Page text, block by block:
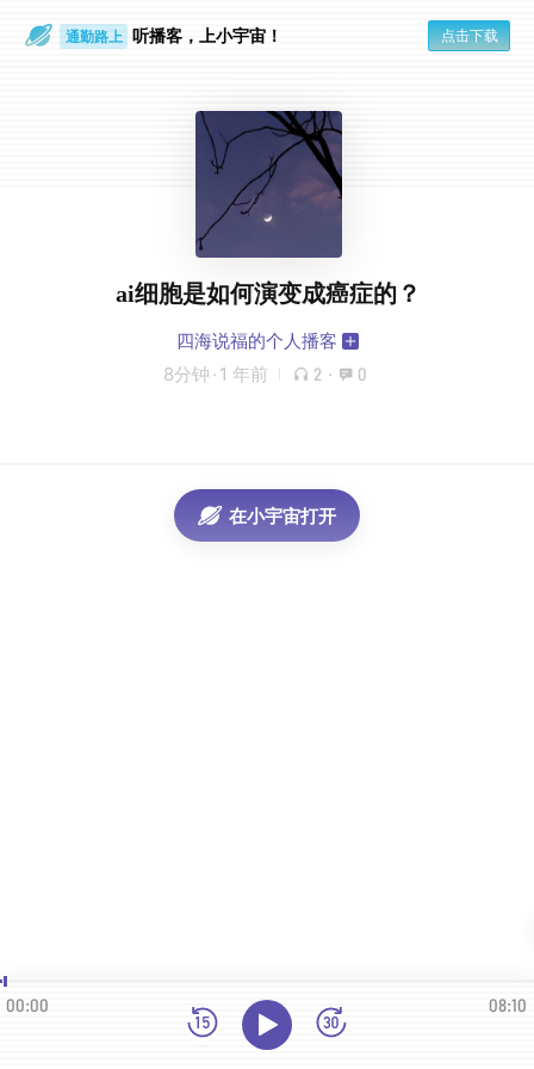
通勤路上 听播客，上小宇宙！ 点击下载
ai细胞是如何演变成癌症的？
四海说福的个人播客
8分钟 · 1 年前 2 · 0
在小宇宙打开
00:00 08:10